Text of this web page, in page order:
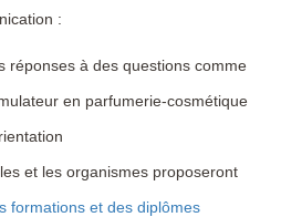
:
réponses à des questions comme
en parfumerie-cosmétique
et les organismes proposeront
formations et des diplômes